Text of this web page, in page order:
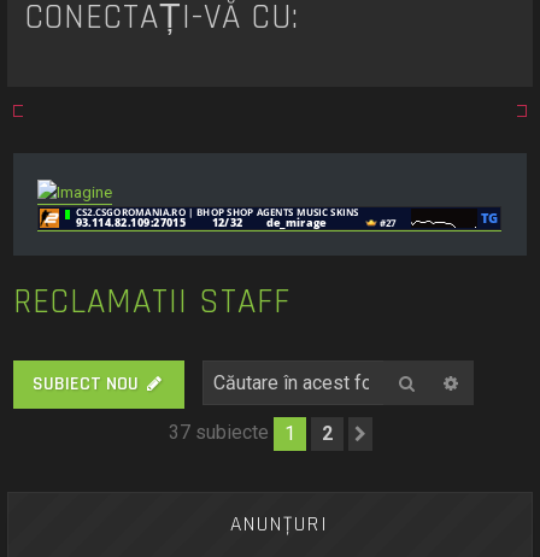
CONECTAȚI-VĂ CU:
RECLAMATII STAFF
SUBIECT NOU Căutare
37 subiecte 1 2
ANUNŢURI